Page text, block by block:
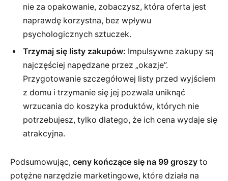
nie za opakowanie, zobaczysz, która oferta jest
naprawdę korzystna, bez wpływu
psychologicznych sztuczek.
Trzymaj się listy zakupów: Impulsywne zakupy są
najczęściej napędzane przez „okazje”.
Przygotowanie szczegółowej listy przed wyjściem
z domu i trzymanie się jej pozwala uniknąć
wrzucania do koszyka produktów, których nie
potrzebujesz, tylko dlatego, że ich cena wydaje się
atrakcyjna.
Podsumowując, ceny kończące się na 99 groszy to
potężne narzędzie marketingowe, które działa na